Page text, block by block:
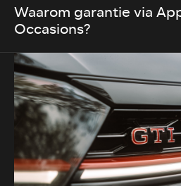
Waarom garantie via
Occasions?